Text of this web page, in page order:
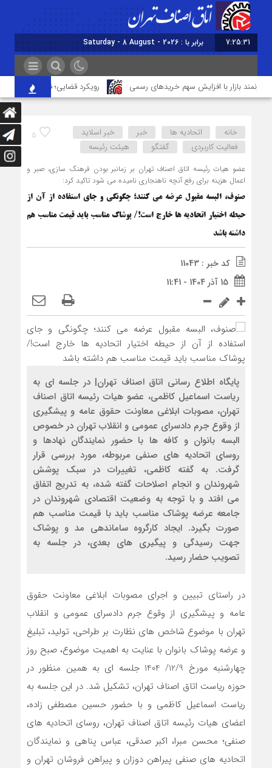
7:25:32 برابر با : Saturday - 8 August - 2026
بازار با افزایش سهم خریدهای رسمی رویکرد قضایی؛ فاصله قیمت
5 خانه اتحادیه ها خبر
خبر اسلايد
فعالیت کاربردی
گفتگو هیئت رئیسه
عضو هیات رئیسه اتاق اصناف تهران بر زمانبر بودن فرهنگ سازی، صبر و
اعمال هزینه برای رفع آنچه ناهنجاری نامیده می شود تاکید کرد:
صنوف، البسه مقبول عرضه می کنند؛ چگونگی و جای استفاده از آن از
حیطه اختیار اتحادیه ها خارج است!/ پوشاک مناسب باید قیمت مناسب هم
داشته باشد
کد خبر : 11043
15 آذر 1404 - 11:41
پایگاه اطلاع رسانی اتاق اصناف تهران| در جلسه ای به
ریاست اسماعیل کاظمی، عضو هیات رئیسه اتاق اصناف
تهران، مصوبات ابلاغی معاونت حقوق عامه و پیشگیری
از وقوع جرم دادسرای عمومی و انقلاب تهران در خصوص
البسه بانوان و کافه ها با حضور نمایندگان نهادها و
روسای اتحادیه های صنفی مربوطه، مورد بررسی قرار
گرفت. به گفته کاظمی، تغییرات در سبک پوشش
شهروندان و انجام اصلاحات گفته شده، به تدریج اتفاق
می افتد و با توجه به وضعیت اقتصادی شهروندان در
جامعه عرضه پوشاک مناسب باید با قیمت مناسب هم
صورت بگیرد. ایجاد کارگروه ساماندهی مد و پوشاک
جهت رسیدگی و پیگیری های بعدی، در جلسه به
تصویب حضار رسید.
در راستای تبیین و اجرای مصوبات ابلاغی معاونت حقوق
عامه و پیشگیری از وقوع جرم دادسرای عمومی و انقلاب
تهران با موضوع شاخص های نظارت بر طراحی، تولید، تبلیغ
و عرضه پوشاک بانوان با عنایت به اهمیت موضوع، صبح روز
چهارشنبه مورخ 12/9/ 1404 جلسه ای به همین منظور در
حوزه ریاست اتاق اصناف تهران، تشکیل شد. در این جلسه به
ریاست اسماعیل کاظمی و با حضور حسین مصطفی زاده،
اعضای هیات رئیسه اتاق اصناف تهران، روسای اتحادیه های
صنفی؛ محسن مبرا، اکبر صدقی، عباس پناهی و نمایندگان
اتحادیه های صنفی پیراهن دوزان و پیراهن فروشان تهران و